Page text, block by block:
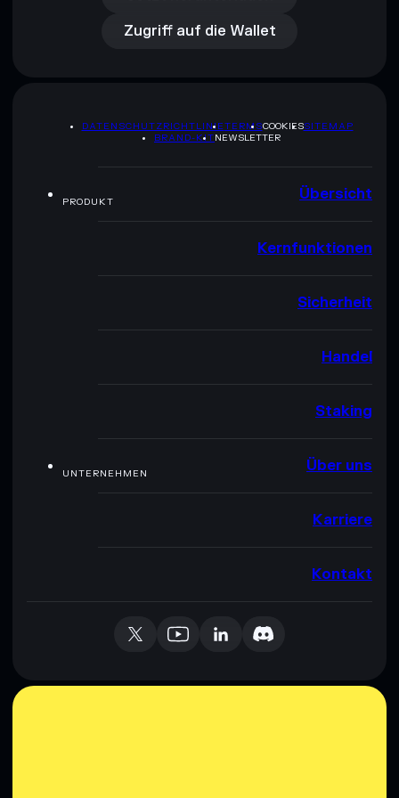
Zugriff auf die Wallet
DATENSCHUTZRICHTLINIETERMSCOOKIESSITEMAP
BRAND-KITNEWSLETTER
PRODUKT Übersicht
Kernfunktionen
Sicherheit
Handel
Staking
UNTERNEHMEN Über uns
Karriere
Kontakt